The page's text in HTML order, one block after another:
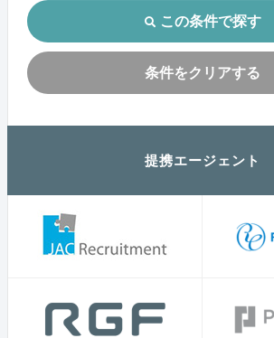
この条件で探す
条件をクリアする
提携エージェント